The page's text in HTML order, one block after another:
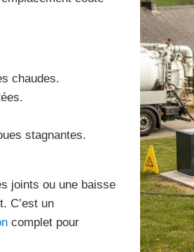
chaudes.
stagnantes.
joints ou une baisse
C’est un
complet pour